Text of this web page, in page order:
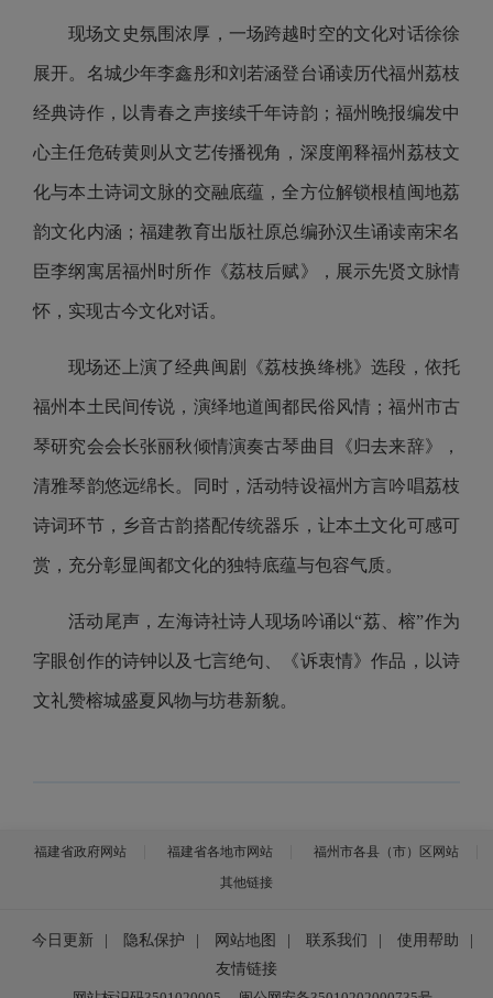
现场文史氛围浓厚，一场跨越时空的文化对话徐徐
展开。名城少年李鑫彤和刘若涵登台诵读历代福州荔枝
经典诗作，以青春之声接续千年诗韵；福州晚报编发中
心主任危砖黄则从文艺传播视角，深度阐释福州荔枝文
化与本土诗词文脉的交融底蕴，全方位解锁根植闽地荔
韵文化内涵；福建教育出版社原总编孙汉生诵读南宋名
臣李纲寓居福州时所作《荔枝后赋》，展示先贤文脉情
怀，实现古今文化对话。
现场还上演了经典闽剧《荔枝换绛桃》选段，依托
福州本土民间传说，演绎地道闽都民俗风情；福州市古
琴研究会会长张丽秋倾情演奏古琴曲目《归去来辞》，
清雅琴韵悠远绵长。同时，活动特设福州方言吟唱荔枝
诗词环节，乡音古韵搭配传统器乐，让本土文化可感可
赏，充分彰显闽都文化的独特底蕴与包容气质。
活动尾声，左海诗社诗人现场吟诵以“荔、榕”作为
字眼创作的诗钟以及七言绝句、《诉衷情》作品，以诗
文礼赞榕城盛夏风物与坊巷新貌。
福建省政府网站 福建省各地市网站
福州市各县（市）区网站
其他链接
今日更新 | 隐私保护 | 网站地图 | 联系我们 | 使用帮助
|
友情链接